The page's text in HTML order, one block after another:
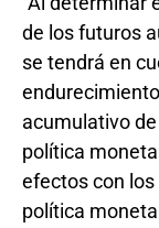
de los futuros
se tendrá en
endurecimiento
acumulativo de
política
efectos con los
política